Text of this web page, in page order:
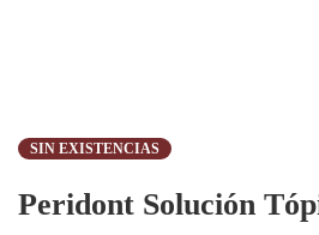
SIN EXISTENCIAS
Peridont Solución